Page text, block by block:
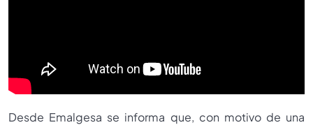
Desde Emalgesa se informa que, con motivo de una